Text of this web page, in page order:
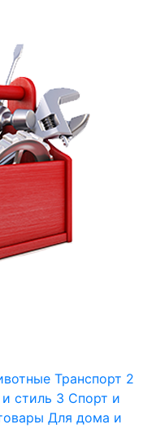
Транспорт 2
стиль 3 Спорт и
Для дома и